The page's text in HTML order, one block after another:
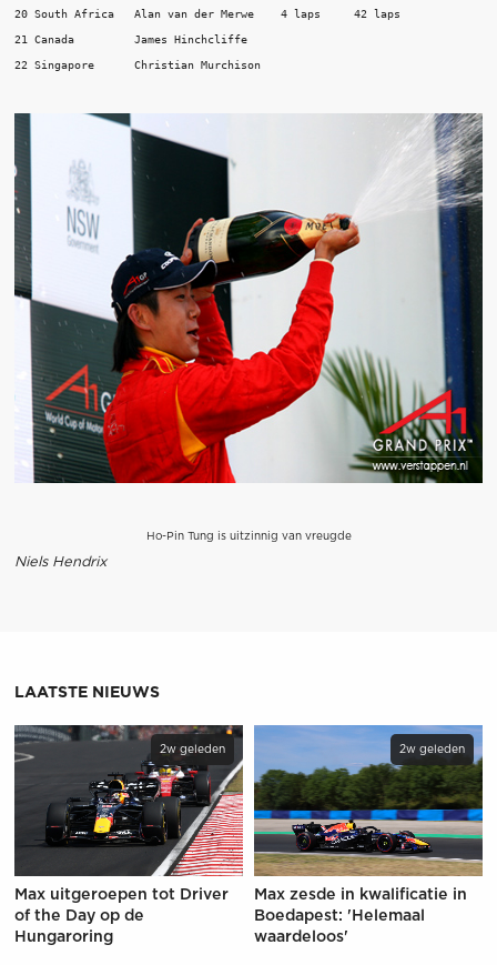
20 South Africa   Alan van der Merwe    4 laps     42 laps
21 Canada         James Hinchcliffe
Ho-Pin Tung is uitzinnig van vreugde
Niels Hendrix
LAATSTE NIEUWS
2w geleden
Max uitgeroepen tot Driver
of the Day op de
Hungaroring
2w geleden
Max zesde in kwalificatie in
Boedapest: 'Helemaal
waardeloos'